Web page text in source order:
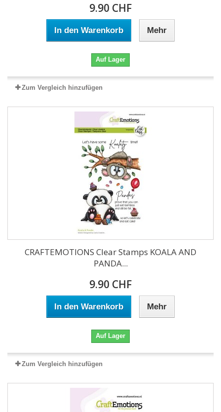
9.90 CHF
In den Warenkorb Mehr
Auf Lager
Zum Vergleich hinzufügen
CRAFTEMOTIONS Clear Stamps KOALA AND
PANDA...
9.90 CHF
In den Warenkorb Mehr
Auf Lager
Zum Vergleich hinzufügen